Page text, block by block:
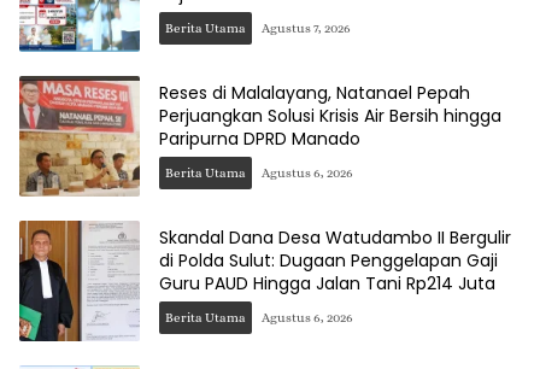
Berita Utama Agustus 7, 2026
Reses di Malalayang, Natanael Pepah
Perjuangkan Solusi Krisis Air Bersih hingga
Paripurna DPRD Manado
Berita Utama Agustus 6, 2026
Skandal Dana Desa Watudambo II Bergulir
di Polda Sulut: Dugaan Penggelapan Gaji
Guru PAUD Hingga Jalan Tani Rp214 Juta
Berita Utama Agustus 6, 2026